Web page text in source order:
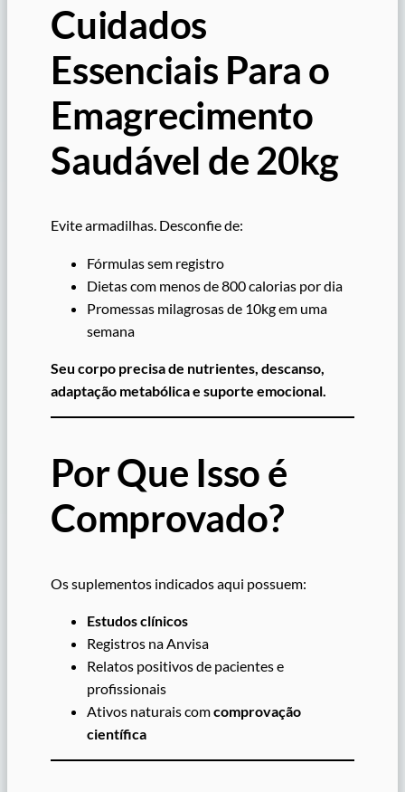
Cuidados
Essenciais Para o
Emagrecimento
Saudável de 20kg
Evite armadilhas. Desconfie de:
Fórmulas sem registro
Dietas com menos de 800 calorias por dia
Promessas milagrosas de 10kg em uma
semana
Seu corpo precisa de nutrientes, descanso,
adaptação metabólica e suporte emocional.
Por Que Isso é
Comprovado?
Os suplementos indicados aqui possuem:
Estudos clínicos
Registros na Anvisa
Relatos positivos de pacientes e
profissionais
Ativos naturais comcomprovação
científica